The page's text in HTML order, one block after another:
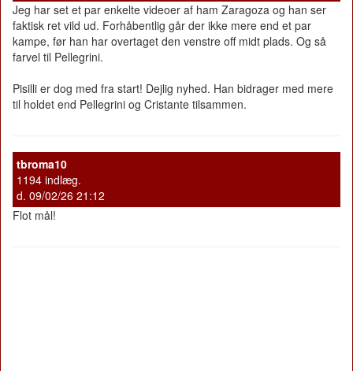
Jeg har set et par enkelte videoer af ham Zaragoza og han ser
faktisk ret vild ud. Forhåbentlig går der ikke mere end et par
kampe, før han har overtaget den venstre off midt plads. Og så
farvel til Pellegrini.
Pisilli er dog med fra start! Dejlig nyhed. Han bidrager med mere
til holdet end Pellegrini og Cristante tilsammen.
tbroma10
1194 indlæg.
d. 09/02/26 21:12
Flot mål!